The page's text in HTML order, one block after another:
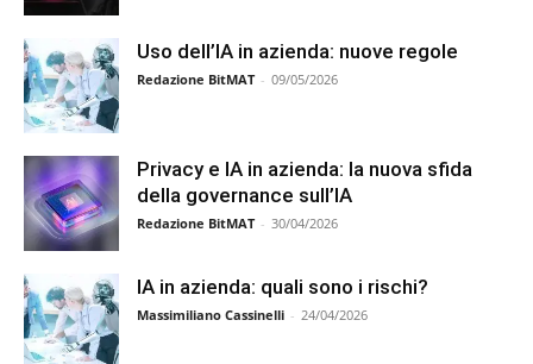
Uso dell’IA in azienda: nuove regole
Redazione BitMAT - 09/05/2026
Privacy e IA in azienda: la nuova sfida
della governance sull’IA
Redazione BitMAT - 30/04/2026
IA in azienda: quali sono i rischi?
Massimiliano Cassinelli - 24/04/2026